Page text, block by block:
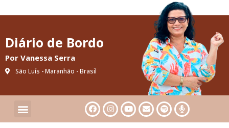
Diário de Bordo
Por Vanessa Serra
São Luís - Maranhão - Brasil